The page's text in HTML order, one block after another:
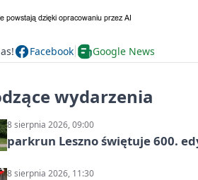
Facebook Google News
wydarzenia
8 sierpnia 2026, 09:00
parkrun Leszno świętuje 600.
8 sierpnia 2026, 11:30